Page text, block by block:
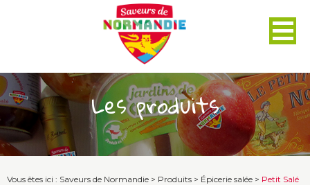
Les produits
Vous êtes ici : Saveurs de Normandie > Produits > Épicerie salée > Petit Salé
Panneau de gestion des cookies